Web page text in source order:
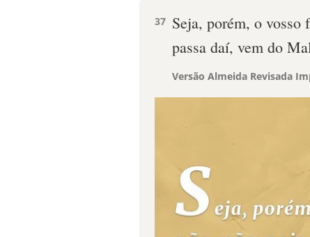
37 Seja, porém, o vosso
passa daí, vem do
Versão Almeida Revisada